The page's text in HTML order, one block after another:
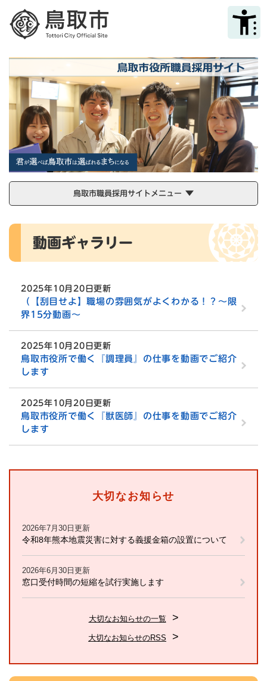
メニューを飛ばして本文へ
鳥取市職員採用サイトメニュー
本
動画ギャラリー
2025年10月20日更新
（【刮目せよ】職場の雰囲気がよくわかる！？〜限
界15分動画〜
2025年10月20日更新
鳥取市役所で働く『調理員』の仕事を動画でご紹介
します
2025年10月20日更新
鳥取市役所で働く『獣医師』の仕事を動画でご紹介
します
大切なお知らせ
2026年7月30日更新
令和8年熊本地震災害に対する義援金箱の設置について
2026年6月30日更新
窓口受付時間の短縮を試行実施します
大切なお知らせの一覧
大切なお知らせのRSS